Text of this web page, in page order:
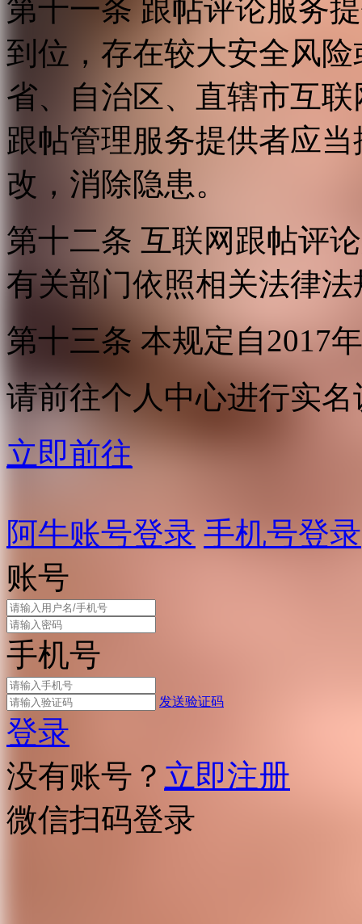
第十一条 跟帖评论服务
到位，存在较大安全风
省、自治区、直辖市互
跟帖管理服务提供者应
改，消除隐患。
第十二条 互联网跟帖评
有关部门依照相关法律
第十三条 本规定自2017
请前往个人中心进行实名
立即前往
阿牛账号登录 手机号登录
账号
手机号
发送验证码
登录
没有账号？ 立即注册
微信扫码登录